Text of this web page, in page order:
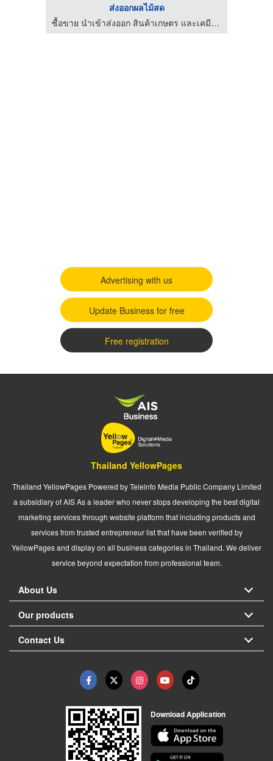
ส่งออกผลไม้สด
ซื้อขาย นำเข้าส่งออก สินค้าเกษตร และเคมีภัณฑ์ด้านการเกษตร
Advertising with us
Update Business for free
Free registration
Thailand YellowPages
Thailand YellowPages Powered by Teleinfo Media Public Company Limited
a subsidiary of AIS As a leader who never stops developing the best digital
marketing services through website platform that including products and
services from trusted entrepreneur list that have been verified by
YellowPages and display on all business categories in Thailand. We deliver
service beyond expectation from professional team.
About Us
Our products
Contact Us
Download Application